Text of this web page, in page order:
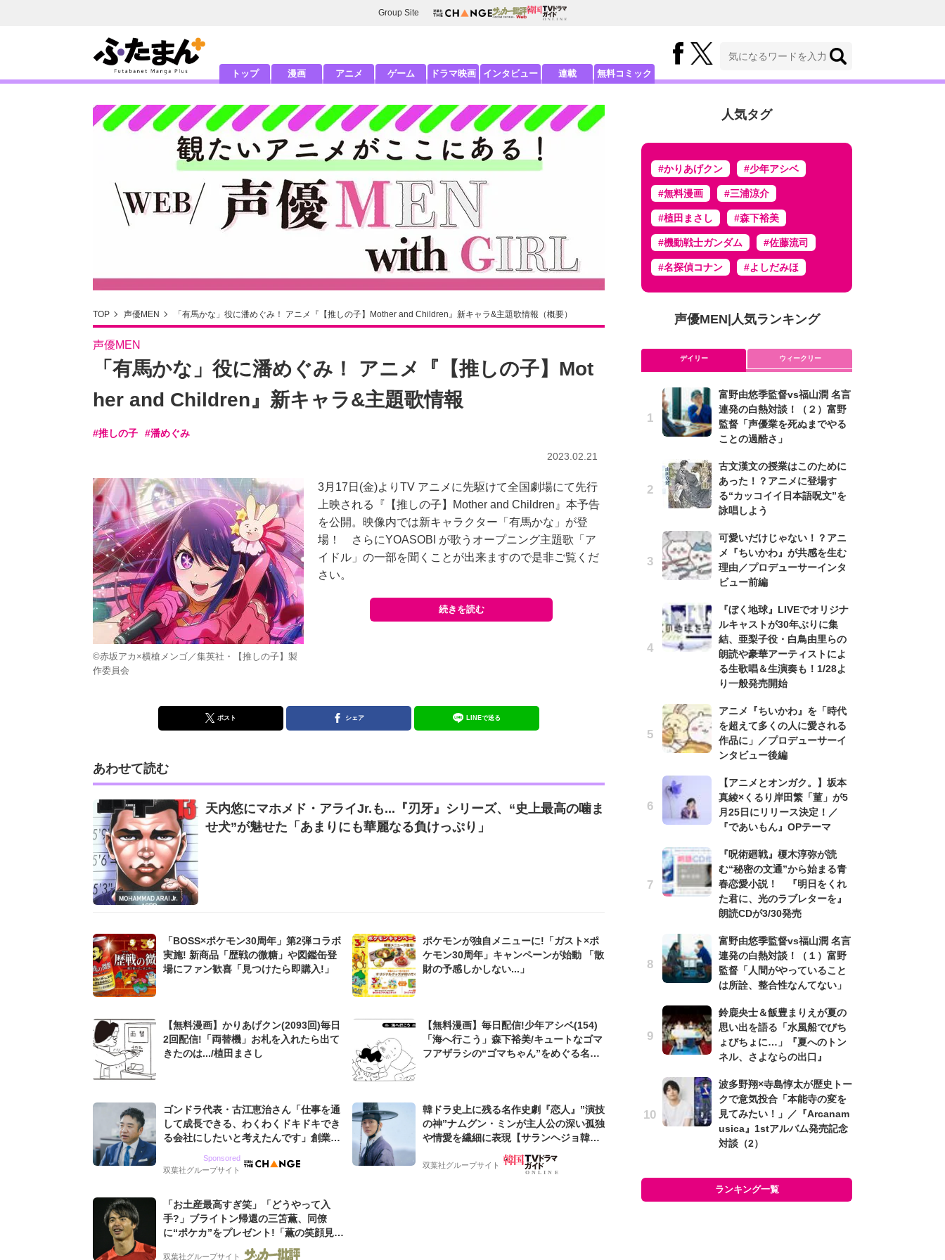
Group Site
トップ 漫画 アニメ ゲーム ドラマ映画 インタビュー 連載 無料コミック
TOP 声優MEN 「有馬かな」役に潘めぐみ！ アニメ『【推しの子】Mother and Children』新キャラ&主題歌情報（概要）
声優MEN
「有馬かな」役に潘めぐみ！ アニメ『【推しの子】Mot
her and Children』新キャラ&主題歌情報
#推しの子 #潘めぐみ
2023.02.21
©赤坂アカ×横槍メンゴ／集英社・【推しの子】製
作委員会
3月17日(金)よりTV アニメに先駆けて全国劇場にて先行
上映される『【推しの子】Mother and Children』本予告
を公開。映像内では新キャラクター「有馬かな」が登
場！ さらにYOASOBI が歌うオープニング主題歌「ア
イドル」の一部を聞くことが出来ますので是非ご覧くだ
さい。
続きを読む
ポスト シェア LINEで送る
あわせて読む
天内悠にマホメド・アライJr.も...『刃牙』シリーズ、“史上最高の噛ま
せ犬”が魅せた「あまりにも華麗なる負けっぷり」
「BOSS×ポケモン30周年」第2弾コラボ
実施! 新商品「歴戦の微糖」や図鑑缶登
場にファン歓喜「見つけたら即購入!」
ポケモンが独自メニューに!「ガスト×ポ
ケモン30周年」キャンペーンが始動 「散
財の予感しかしない...」
【無料漫画】かりあげクン(2093回)毎日
2回配信!「両替機」お札を入れたら出て
きたのは.../植田まさし
【無料漫画】毎日配信!少年アシベ(154)
「海へ行こう」森下裕美/キュートなゴマ
フアザラシの“ゴマちゃん”をめぐる名作
ゴンドラ代表・古江恵治さん「仕事を通
して成長できる、わくわくドキドキでき
る会社にしたいと考えたんです」創業来
グ会社のアイデンティティ
Sponsored
双葉社グループサイト
韓ドラ史上に残る名作史劇『恋人』”演技
の神”ナムグン・ミンが主人公の深い孤独
や情愛を繊細に表現【サランヘジョ韓ド
双葉社グループサイト
「お土産最高すぎ笑」「どうやって入
手?」ブライトン帰還の三笘薫、同僚
に“ポケカ”をプレゼント!「薫の笑顔見れ
てよかった」「大喜びのリュテル可愛す
双葉社グループサイト
人気タグ
#かりあげクン #少年アシベ
#無料漫画 #三浦涼介
#植田まさし #森下裕美
#機動戦士ガンダム #佐藤流司
#名探偵コナン #よしだみほ
声優MEN| 人気ランキング
デイリー ウィークリー
富野由悠季監督vs福山潤 名言
連発の白熱対談！（２）富野
監督「声優業を死ぬまでやる
ことの過酷さ」
古文漢文の授業はこのために
あった！？アニメに登場す
る“カッコイイ日本語呪文”を
詠唱しよう
可愛いだけじゃない！？アニ
メ『ちいかわ』が共感を生む
理由／プロデューサーインタ
ビュー前編
『ぼく地球』LIVEでオリジナ
ルキャストが30年ぶりに集
結、亜梨子役・白鳥由里らの
朗読や豪華アーティストによ
る生歌唱＆生演奏も！1/28よ
り一般発売開始
アニメ『ちいかわ』を「時代
を超えて多くの人に愛される
作品に」／プロデューサーイ
ンタビュー後編
【アニメとオンガク。】坂本
真綾×くるり岸田繁「菫」が5
月25日にリリース決定！／
『であいもん』OPテーマ
『呪術廻戦』榎木淳弥が読
む“秘密の文通”から始まる青
春恋愛小説！ 『明日をくれ
た君に、光のラブレターを』
朗読CDが3/30発売
富野由悠季監督vs福山潤 名言
連発の白熱対談！（１）富野
監督「人間がやっていること
は所詮、整合性なんてない」
鈴鹿央士＆飯豊まりえが夏の
思い出を語る「水風船でびち
ょびちょに…」『夏へのトン
ネル、さよならの出口』
波多野翔×寺島惇太が歴史トー
クで意気投合「本能寺の変を
見てみたい！」／『Arcanam
usica』1stアルバム発売記念
対談（2）
ランキング一覧